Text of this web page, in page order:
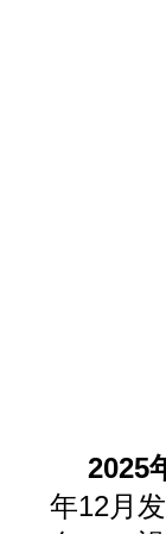
2025
年12月